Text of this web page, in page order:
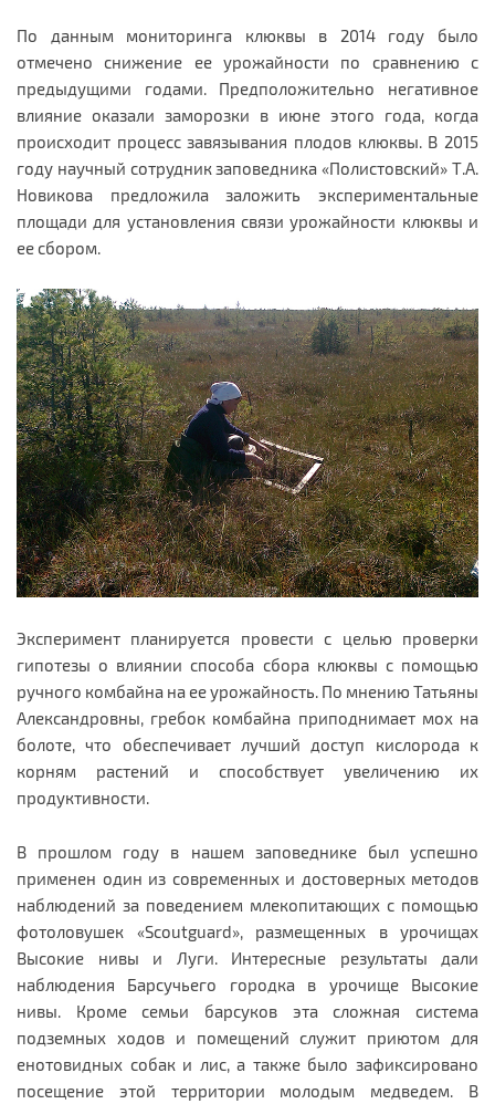
По данным мониторинга клюквы в 2014 году было
отмечено снижение ее урожайности по сравнению с
предыдущими годами. Предположительно негативное
влияние оказали заморозки в июне этого года, когда
происходит процесс завязывания плодов клюквы. В 2015
году научный сотрудник заповедника «Полистовский» Т.А.
Новикова предложила заложить экспериментальные
площади для установления связи урожайности клюквы и
ее сбором.
Эксперимент планируется провести с целью проверки
гипотезы о влиянии способа сбора клюквы с помощью
ручного комбайна на ее урожайность. По мнению Татьяны
Александровны, гребок комбайна приподнимает мох на
болоте, что обеспечивает лучший доступ кислорода к
корням растений и способствует увеличению их
продуктивности.
В прошлом году в нашем заповеднике был успешно
применен один из современных и достоверных методов
наблюдений за поведением млекопитающих с помощью
фотоловушек «Scoutguard», размещенных в урочищах
Высокие нивы и Луги. Интересные результаты дали
наблюдения Барсучьего городка в урочище Высокие
нивы. Кроме семьи барсуков эта сложная система
подземных ходов и помещений служит приютом для
енотовидных собак и лис, а также было зафиксировано
посещение этой территории молодым медведем. В